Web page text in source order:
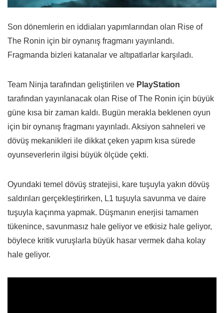
Son dönemlerin en iddiaları yapımlarından olan Rise of
The Ronin için bir oynanış fragmanı yayınlandı.
Fragmanda bizleri katanalar ve altıpatlarlar karşıladı.
Team Ninja tarafından geliştirilen ve PlayStation
tarafından yayınlanacak olan Rise of The Ronin için büyük
güne kısa bir zaman kaldı. Bugün merakla beklenen oyun
için bir oynanış fragmanı yayınladı. Aksiyon sahneleri ve
dövüş mekanikleri ile dikkat çeken yapım kısa sürede
oyunseverlerin ilgisi büyük ölçüde çekti.
Oyundaki temel dövüş stratejisi, kare tuşuyla yakın dövüş
saldırıları gerçekleştirirken, L1 tuşuyla savunma ve daire
tuşuyla kaçınma yapmak. Düşmanın enerjisi tamamen
tükenince, savunmasız hale geliyor ve etkisiz hale geliyor,
böylece kritik vuruşlarla büyük hasar vermek daha kolay
hale geliyor.